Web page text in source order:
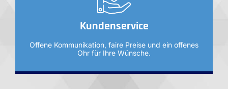
Kundenservice
Offene Kommunikation, faire Preise und ein offenes
Ohr für Ihre Wünsche.